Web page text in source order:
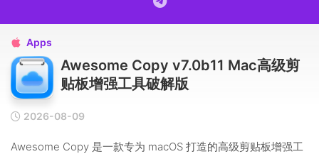
 Apps
Awesome Copy v7.0b11 Mac高级剪
贴板增强工具破解版
2026-08-09
Awesome Copy 是一款专为 macOS 打造的高级剪贴板增强工